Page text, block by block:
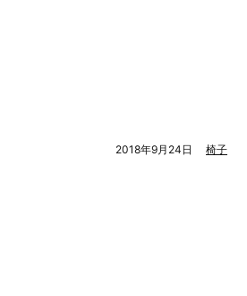
2018年9月24日 椅子